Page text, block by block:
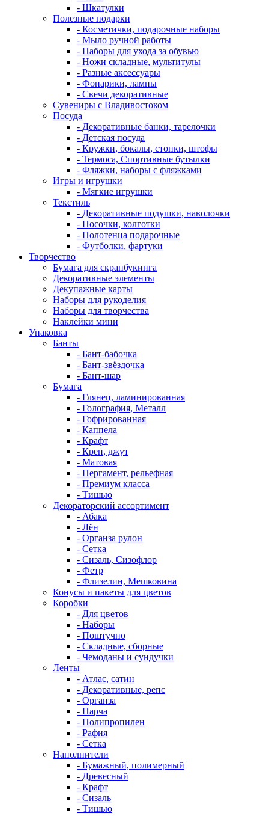
- Шкатулки
Полезные подарки
- Косметички, подарочные наборы
- Мыло ручной работы
- Наборы для ухода за обувью
- Ножи складные, мультитулы
- Разные аксессуары
- Фонарики, лампы
- Свечи декоративные
Сувениры с Владивостоком
Посуда
- Декоративные банки, тарелочки
- Детская посуда
- Кружки, бокалы, стопки, штофы
- Термоса, Спортивные бутылки
- Фляжки, наборы с фляжками
Игры и игрушки
- Мягкие игрушки
Текстиль
- Декоративные подушки, наволочки
- Носочки, колготки
- Полотенца подарочные
- Футболки, фартуки
Творчество
Бумага для скрапбукинга
Декоративные элементы
Декупажные карты
Наборы для рукоделия
Наборы для творчества
Наклейки мини
Упаковка
Банты
- Бант-бабочка
- Бант-звёздочка
- Бант-шар
Бумага
- Глянец, ламинированная
- Голография, Металл
- Гофрированная
- Каппела
- Крафт
- Креп, джут
- Матовая
- Пергамент, рельефная
- Премиум класса
- Тишью
Декораторский ассортимент
- Абака
- Лён
- Органза рулон
- Сетка
- Сизаль, Сизофлор
- Фетр
- Флизелин, Мешковина
Конусы и пакеты для цветов
Коробки
- Для цветов
- Наборы
- Поштучно
- Складные, сборные
- Чемоданы и сундучки
Ленты
- Атлас, сатин
- Декоративные, репс
- Органза
- Парча
- Полипропилен
- Рафия
- Сетка
Наполнители
- Бумажный, полимерный
- Древесный
- Крафт
- Сизаль
- Тишью